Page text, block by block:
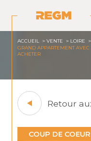
ACCUEIL VENTE LOIRE
GRAND APPARTEMENT
ACHETER
Retour
COUP DE COEUR